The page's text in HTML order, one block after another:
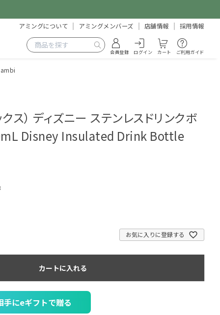
アミングについて アミングメンバーズ 店舗情報 採用情報
会員登録 ログイン カート ご利用ガイド
ス） ディズニー ステンレスドリンクボ
Disney Insulated Drink Bottle
お気に入りに登録する
カートに入れる
手にeギフトで贈る